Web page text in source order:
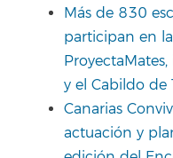
Más de 830
participan en
y el Cabildo de
Canarias
actuación y